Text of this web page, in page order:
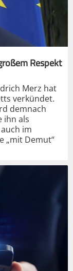
Respekt
Merz hat
verkündet.
demnach
ihn als
im
„mit Demut“